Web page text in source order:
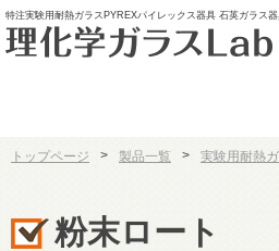
特注実験用耐熱ガラスPYREXパイレックス器具 石英ガラス
トップページ > 製品一覧 > 実験用耐熱
粉末ロート